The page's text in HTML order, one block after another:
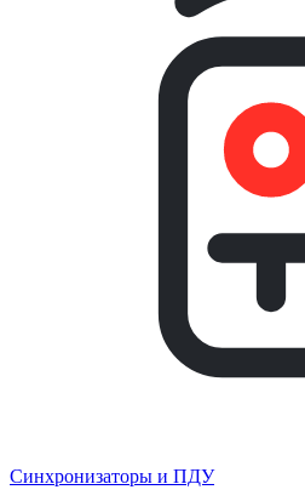
Синхронизаторы и ПДУ